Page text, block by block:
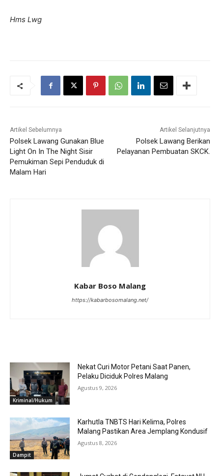
Hms Lwg
Artikel Sebelumnya
Polsek Lawang Gunakan Blue
Light On In The Night Sisir
Pemukiman Sepi Penduduk di
Malam Hari
Artikel Selanjutnya
Polsek Lawang Berikan
Pelayanan Pembuatan SKCK.
Kabar Boso Malang
https://kabarbosomalang.net/
Kriminal/Hukum
Nekat Curi Motor Petani Saat Panen,
Pelaku Diciduk Polres Malang
Agustus 9, 2026
Dampit
Karhutla TNBTS Hari Kelima, Polres
Malang Pastikan Area Jemplang Kondusif
Agustus 8, 2026